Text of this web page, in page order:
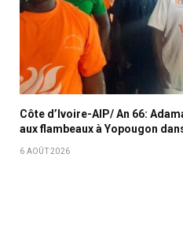
Côte d’Ivoire-AIP/ An 66:
aux flambeaux à Yopougon
6 AOÛT 2026